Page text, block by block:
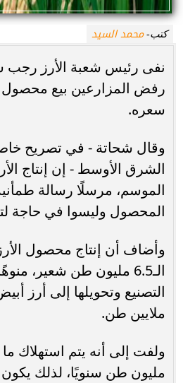
كتب-محمد السيد
نفى رئيس شعبة الأرز رجب
رفض المزارعين بيع محصول
سعره.
وقال شحاتة - في تصريح خاص
الشرق الأوسط - إن إنتاج
الموسم، مرسلًا رسالة
المحصول وليسوا في حاجة
وأضاف أن إنتاج محصول
الـ6.5 مليون طن شعير،
ملايين طن.
مليون طن سنويًا، لذلك يكون